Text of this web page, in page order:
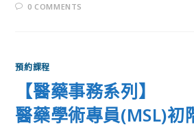
0 COMMENTS
預約課程
【醫藥事務系列】
醫藥學術專員(MSL)初